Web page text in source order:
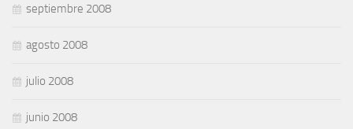
septiembre 2008
agosto 2008
julio 2008
junio 2008